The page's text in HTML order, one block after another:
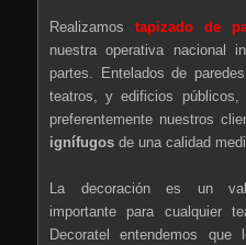
Realizamostapizado de
nuestra operativa nacional
partes. Entelados de
teatros, y edificios públicos,
preferentemente nuestros
ignífugos de una calidad
La decoración es un
importante para cualquier
Decoratel entendemos